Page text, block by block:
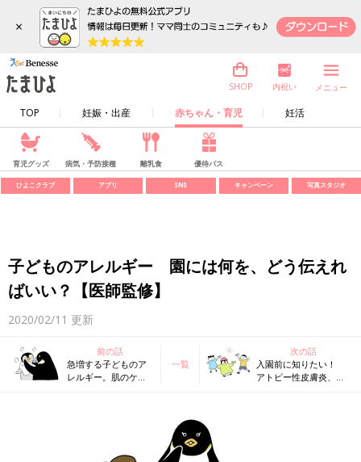
×
TOP 妊娠・出産 赤ちゃん・育児 妊活
SHOP 内祝い メニュー
育児グッズ 病気・予防接種 離乳食 優待パス
ひよこクラブ アプリ SNS キャンペーン 写真スタジオ
子どものアレルギー 園には何を、どう伝えれ
ばいい？【医師監修】
2020/02/11 更新
前の話
急増する子どものア
レルギー。肌のケア
一覧
次の話
入園前に知りたい！
アトピー性皮膚炎、食